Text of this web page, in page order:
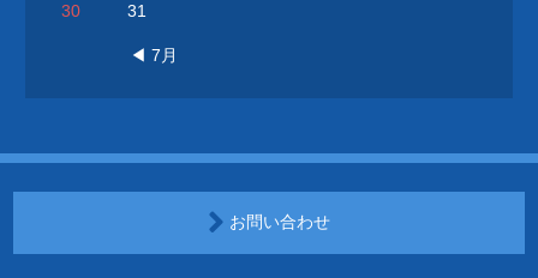
30 31
◀ 7月
お問い合わせ